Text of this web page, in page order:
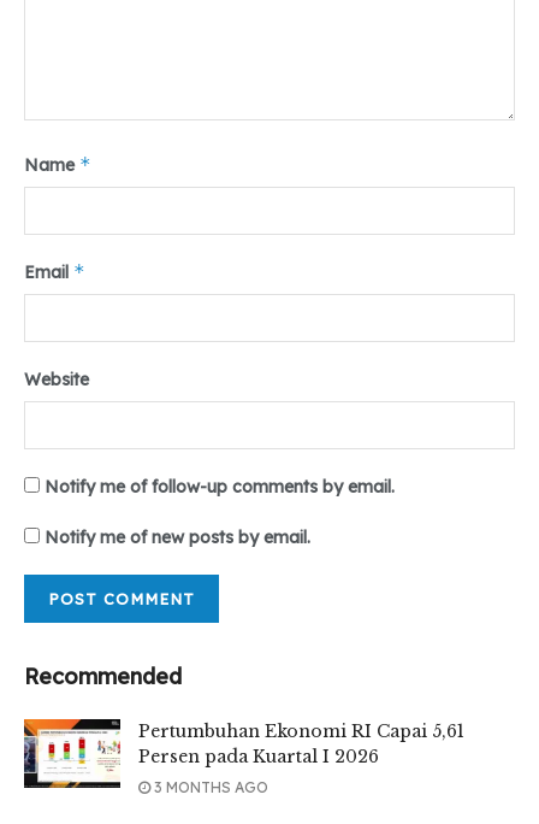
Name *
Email *
Website
Notify me of follow-up comments by email.
Notify me of new posts by email.
Recommended
Pertumbuhan Ekonomi RI Capai 5,61
Persen pada Kuartal I 2026
3 MONTHS AGO